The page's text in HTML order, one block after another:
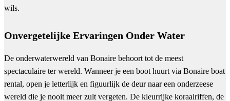
wils.
Onvergetelijke Ervaringen Onder Water
De onderwaterwereld van Bonaire behoort tot de meest
spectaculaire ter wereld. Wanneer je een boot huurt via Bonaire boat
rental, open je letterlijk en figuurlijk de deur naar een onderzeese
wereld die je nooit meer zult vergeten. De kleurrijke koraalriffen, de